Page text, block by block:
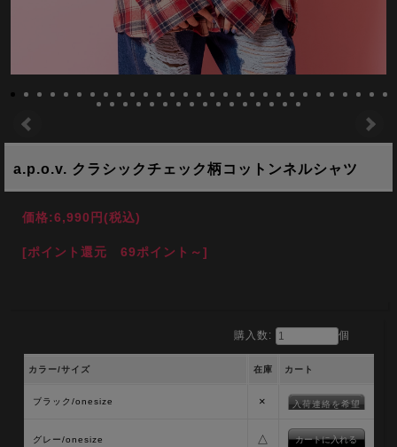
a.p.o.v. クラシックチェック柄コットンネルシャツ
価格:6,990円(税込)
[ポイント還元 69ポイント～]
購入数: 個
カラー/サイズ 在庫 カート
ブラック/onesize × 入荷連絡を希望
グレー/onesize △